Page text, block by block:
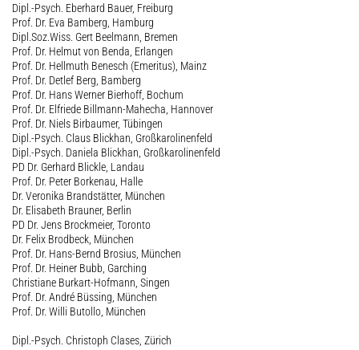
Dipl.-Psych. Eberhard Bauer, Freiburg
Prof. Dr. Eva Bamberg, Hamburg
Dipl.Soz.Wiss. Gert Beelmann, Bremen
Prof. Dr. Helmut von Benda, Erlangen
Prof. Dr. Hellmuth Benesch (Emeritus), Mainz
Prof. Dr. Detlef Berg, Bamberg
Prof. Dr. Hans Werner Bierhoff, Bochum
Prof. Dr. Elfriede Billmann-Mahecha, Hannover
Prof. Dr. Niels Birbaumer, Tübingen
Dipl.-Psych. Claus Blickhan, Großkarolinenfeld
Dipl.-Psych. Daniela Blickhan, Großkarolinenfeld
PD Dr. Gerhard Blickle, Landau
Prof. Dr. Peter Borkenau, Halle
Dr. Veronika Brandstätter, München
Dr. Elisabeth Brauner, Berlin
PD Dr. Jens Brockmeier, Toronto
Dr. Felix Brodbeck, München
Prof. Dr. Hans-Bernd Brosius, München
Prof. Dr. Heiner Bubb, Garching
Christiane Burkart-Hofmann, Singen
Prof. Dr. André Büssing, München
Prof. Dr. Willi Butollo, München
Dipl.-Psych. Christoph Clases, Zürich